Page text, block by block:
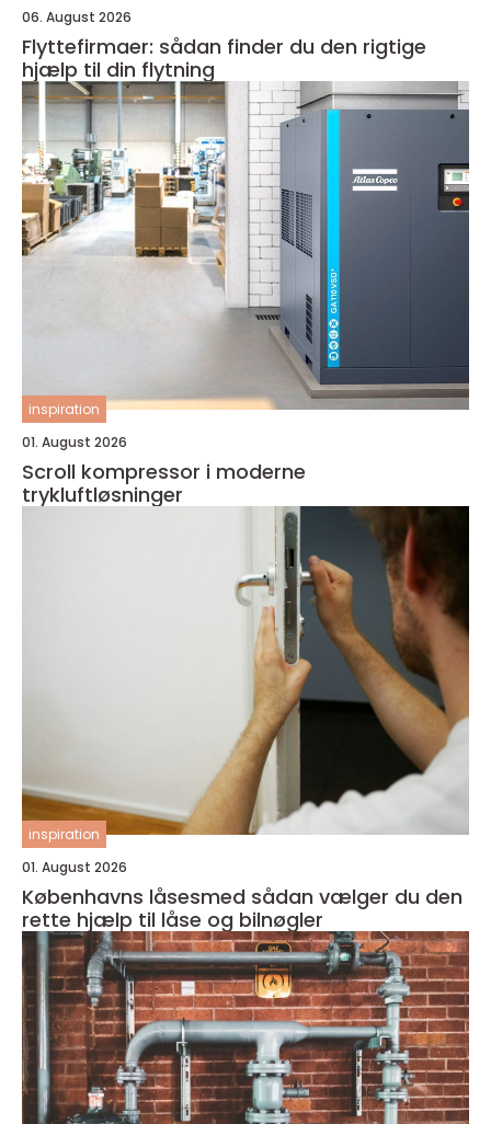
06. August 2026
Flyttefirmaer: sådan finder du den rigtige
hjælp til din flytning
inspiration
01. August 2026
Scroll kompressor i moderne
trykluftløsninger
inspiration
01. August 2026
Københavns låsesmed sådan vælger du den
rette hjælp til låse og bilnøgler